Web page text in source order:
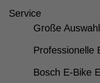
Service
Große
Professionelle
Bosch E-Bike